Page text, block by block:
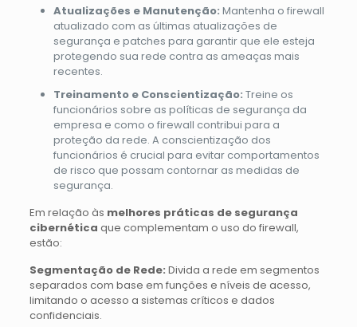
Atualizações e Manutenção: Mantenha o firewall
atualizado com as últimas atualizações de
segurança e patches para garantir que ele esteja
protegendo sua rede contra as ameaças mais
recentes.
Treinamento e Conscientização: Treine os
funcionários sobre as políticas de segurança da
empresa e como o firewall contribui para a
proteção da rede. A conscientização dos
funcionários é crucial para evitar comportamentos
de risco que possam contornar as medidas de
segurança.
Em relação às melhores práticas de segurança
cibernética que complementam o uso do firewall,
estão:
Segmentação de Rede: Divida a rede em segmentos
separados com base em funções e níveis de acesso,
limitando o acesso a sistemas críticos e dados
confidenciais.